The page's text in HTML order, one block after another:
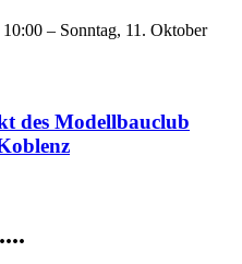
– Sonntag, 11. Oktober
des Modellbauclub